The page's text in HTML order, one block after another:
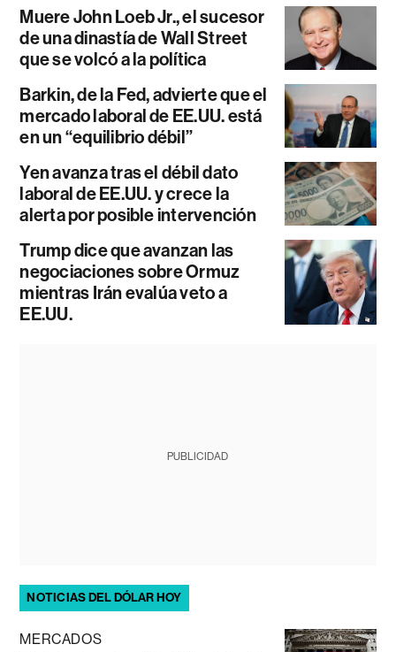
Muere John Loeb Jr., el sucesor
de una dinastía de Wall Street
que se volcó a la política
Barkin, de la Fed, advierte que el
mercado laboral de EE.UU. está
en un “equilibrio débil”
Yen avanza tras el débil dato
laboral de EE.UU. y crece la
alerta por posible intervención
Trump dice que avanzan las
negociaciones sobre Ormuz
mientras Irán evalúa veto a
EE.UU.
PUBLICIDAD
NOTICIAS DEL DÓLAR HOY
MERCADOS